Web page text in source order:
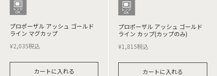
プロポーザル アッシュ ゴールド
ライン マグカップ
¥2,035税込
カートに入れる
プロポーザル アッシュ ゴールド
ライン カップ(カップのみ)
¥1,815税込
カートに入れる